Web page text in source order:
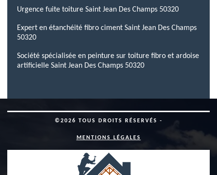
Urgence fuite toiture Saint Jean Des Champs 50320
Expert en étanchéité fibro ciment Saint Jean Des Champs
50320
Société spécialisée en peinture sur toiture fibro et ardoise
artificielle Saint Jean Des Champs 50320
©2026 TOUS DROITS RÉSERVÉS -
MENTIONS LÉGALES